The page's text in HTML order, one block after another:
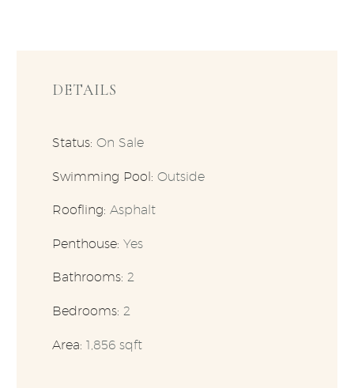
DETAILS
Status: On Sale
Swimming Pool: Outside
Roofling: Asphalt
Penthouse: Yes
Bathrooms: 2
Bedrooms: 2
Area: 1,856 sqft